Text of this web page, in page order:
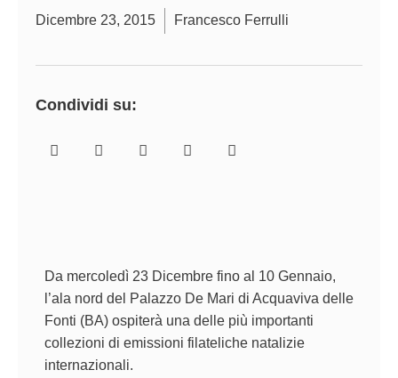
Dicembre 23, 2015 Francesco Ferrulli
Condividi su:
Da mercoledì 23 Dicembre fino al 10 Gennaio,
l’ala nord del Palazzo De Mari di Acquaviva delle
Fonti (BA) ospiterà una delle più importanti
collezioni di emissioni filateliche natalizie
internazionali.